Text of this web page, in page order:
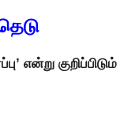
என்று குறிப்பிடும்